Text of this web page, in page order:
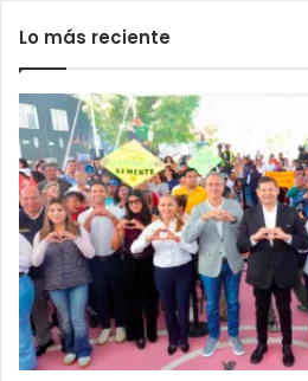
Lo más reciente